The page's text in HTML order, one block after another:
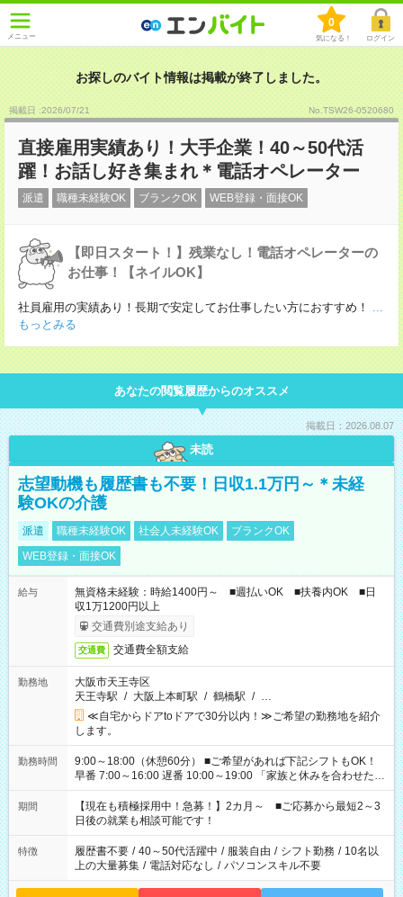
メニュー
0
気になる！ ログイン
お探しのバイト情報は掲載が終了しました。
掲載日 :2026/07/21 No.TSW26-0520680
直接雇用実績あり！大手企業！40～50代活
躍！お話し好き集まれ＊電話オペレーター
派遣 職種未経験OK ブランクOK WEB登録・面接OK
【即日スタート！】残業なし！電話オペレーターの
お仕事！【ネイルOK】
社員雇用の実績あり！長期で安定してお仕事したい方におすすめ！
...
もっとみる
あなたの閲覧履歴からのオススメ
掲載日：2026.08.07
未読
志望動機も履歴書も不要！日収1.1万円～＊未経
験OKの介護
派遣 職種未経験OK 社会人未経験OK
ブランクOK
WEB登録・面接OK
給与
無資格未経験：時給1400円～ ■週払いOK ■扶養内OK ■日
収1万1200円以上
交通費別途支給あり
交通費 交通費全額支給
勤務地
大阪市天王寺区
天王寺駅 / 大阪上本町駅 / 鶴橋駅 / …
≪自宅からドアtoドアで30分以内！≫ご希望の勤務地を紹介
します。
勤務時間
9:00～18:00（休憩60分） ■ご希望があれば下記シフトもOK！
早番 7:00～16:00 遅番 10:00～19:00 「家族と休みを合わせた
い」 「余裕を持って夕飯の準備がしたい」 「できれば残業はし
たくない」 など、ご希望を教えてくださいね。 ※Wワーク希望
の方へ 今ご覧のお仕事で希望する勤務時間と、もう1つのお仕事
の勤務時間。 合計で週40時間を超える場合は応募できません。
期間
【現在も積極採用中！急募！】2カ月～ ■ご応募から最短2～3
日後の就業も相談可能です！
特徴 履歴書不要 / 40～50代活躍中 / 服装自由 / シフト勤務 / 10名以
上の大量募集 / 電話対応なし / パソコンスキル不要